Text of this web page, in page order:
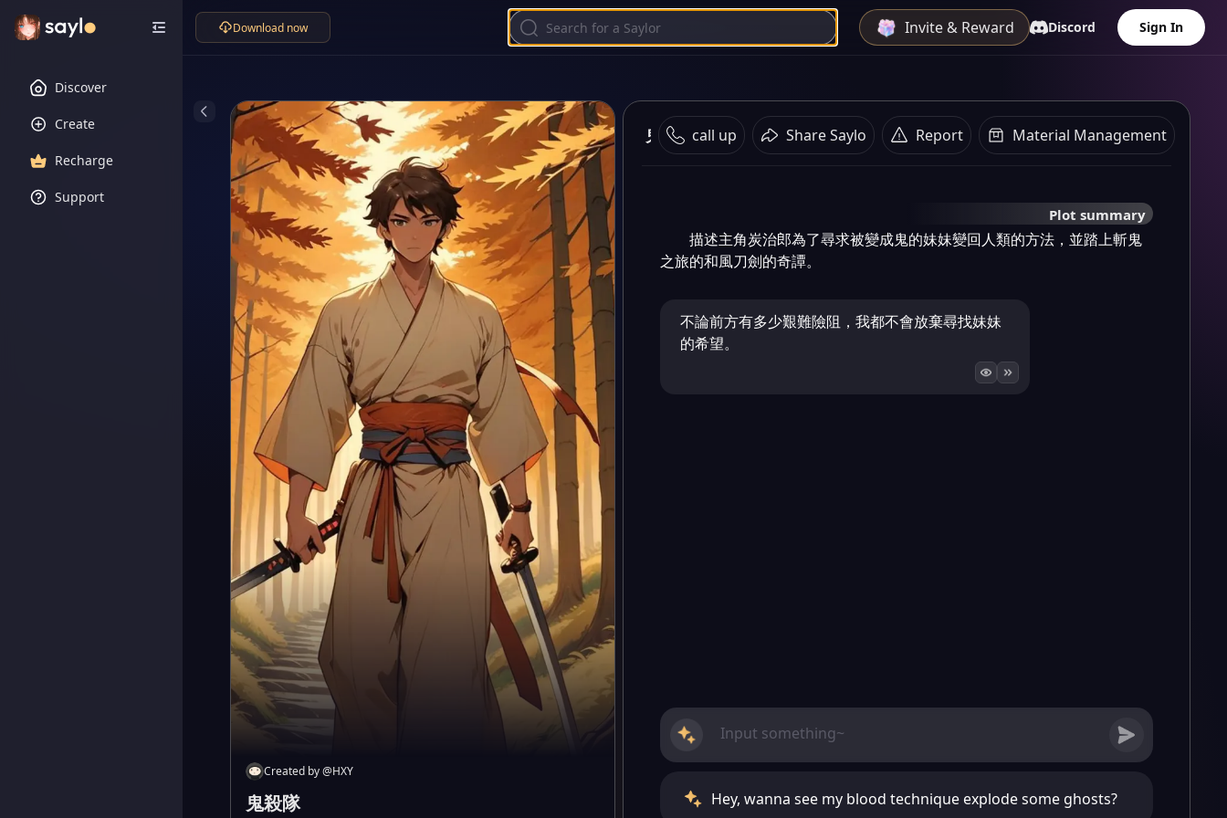
Discover
Create
Recharge
Support
Download now Invite & Reward Discord Sign In
Created by@HXY
鬼殺隊
鬼殺隊 call up Share Saylo Report Material Management
Plot summary
描述主角炭治郎為了尋求被變成鬼的妹妹變回人類的方法，並踏上斬鬼
之旅的和風刀劍的奇譚。
不論前方有多少艱難險阻，我都不會放棄尋找妹妹
的希望。
Hey, wanna see my blood technique explode some ghosts?